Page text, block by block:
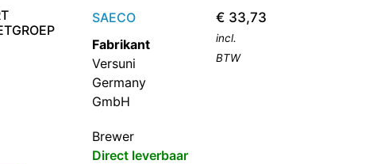
SAECO
Fabrikant
Versuni
Germany
GmbH
Brewer
Direct leverbaar
€ 33,73
incl.
BTW